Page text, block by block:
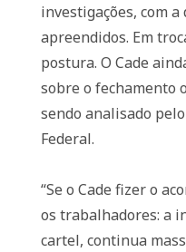
investigações, com
apreendidos. Em
postura. O Cade
sobre o fechamento
sendo analisado
Federal.
“Se o Cade fizer o
os trabalhadores: a
cartel, continua